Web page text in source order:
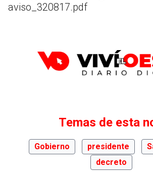
aviso_320817.pdf
Temas de esta
Gobierno presidente
decreto